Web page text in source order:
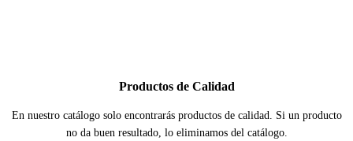
Productos de Calidad
En nuestro catálogo solo encontrarás productos de calidad. Si un producto
no da buen resultado, lo eliminamos del catálogo.